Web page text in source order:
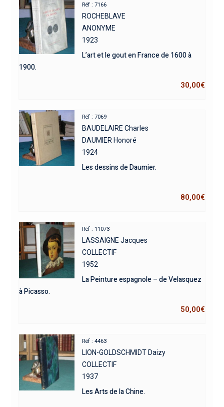
Réf : 7166
ROCHEBLAVE
ANONYME
1923
L’art et le gout en France de 1600 à
1900.
30,00€
Réf : 7069
BAUDELAIRE Charles
DAUMIER Honoré
1924
Les dessins de Daumier.
80,00€
Réf : 11073
LASSAIGNE Jacques
COLLECTIF
1952
La Peinture espagnole – de Velasquez
à Picasso.
50,00€
Réf : 4463
LION-GOLDSCHMIDT Daizy
COLLECTIF
1937
Les Arts de la Chine.